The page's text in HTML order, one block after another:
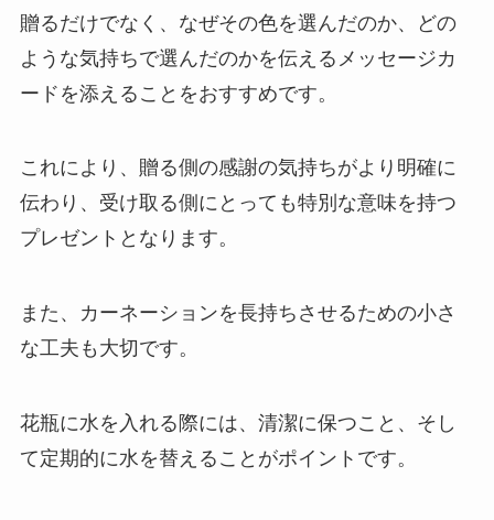
贈るだけでなく、なぜその色を選んだのか、どの
ような気持ちで選んだのかを伝えるメッセージカ
ードを添えることをおすすめです。
これにより、贈る側の感謝の気持ちがより明確に
伝わり、受け取る側にとっても特別な意味を持つ
プレゼントとなります。
また、カーネーションを長持ちさせるための小さ
な工夫も大切です。
花瓶に水を入れる際には、清潔に保つこと、そし
て定期的に水を替えることがポイントです。